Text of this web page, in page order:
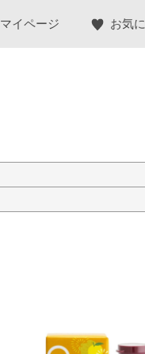
マイページ お気